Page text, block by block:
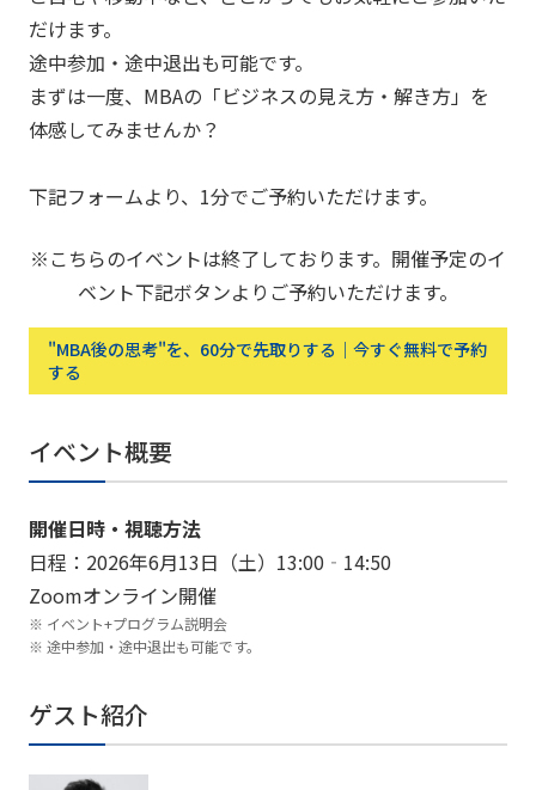
だけます。
途中参加・途中退出も可能です。
まずは一度、MBAの「ビジネスの見え方・解き方」を
体感してみませんか？
下記フォームより、1分でご予約いただけます。
※こちらのイベントは終了しております。開催予定のイ
ベント下記ボタンよりご予約いただけます。
"MBA後の思考"を、60分で先取りする｜今すぐ無料で予約
する
イベント概要
開催日時・視聴方法
日程：2026年6月13日（土）13:00‐14:50
Zoomオンライン開催
イベント+プログラム説明会
途中参加・途中退出も可能です。
ゲスト紹介